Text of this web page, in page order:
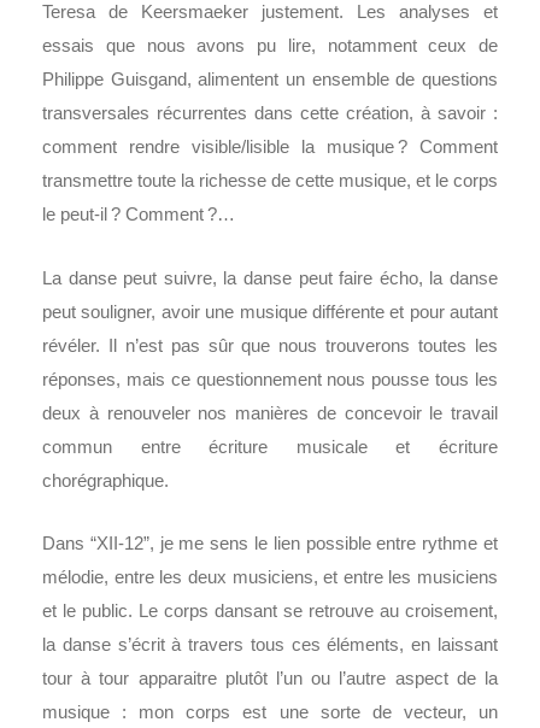
Teresa de Keersmaeker justement. Les analyses et
essais que nous avons pu lire, notamment ceux de
Philippe Guisgand, alimentent un ensemble de questions
transversales récurrentes dans cette création, à savoir :
comment rendre visible/lisible la musique ? Comment
transmettre toute la richesse de cette musique, et le corps
le peut-il ? Comment ?…
La danse peut suivre, la danse peut faire écho, la danse
peut souligner, avoir une musique différente et pour autant
révéler. Il n’est pas sûr que nous trouverons toutes les
réponses, mais ce questionnement nous pousse tous les
deux à renouveler nos manières de concevoir le travail
commun entre écriture musicale et écriture
chorégraphique.
Dans “XII-12”, je me sens le lien possible entre rythme et
mélodie, entre les deux musiciens, et entre les musiciens
et le public. Le corps dansant se retrouve au croisement,
la danse s’écrit à travers tous ces éléments, en laissant
tour à tour apparaitre plutôt l’un ou l’autre aspect de la
musique : mon corps est une sorte de vecteur, un